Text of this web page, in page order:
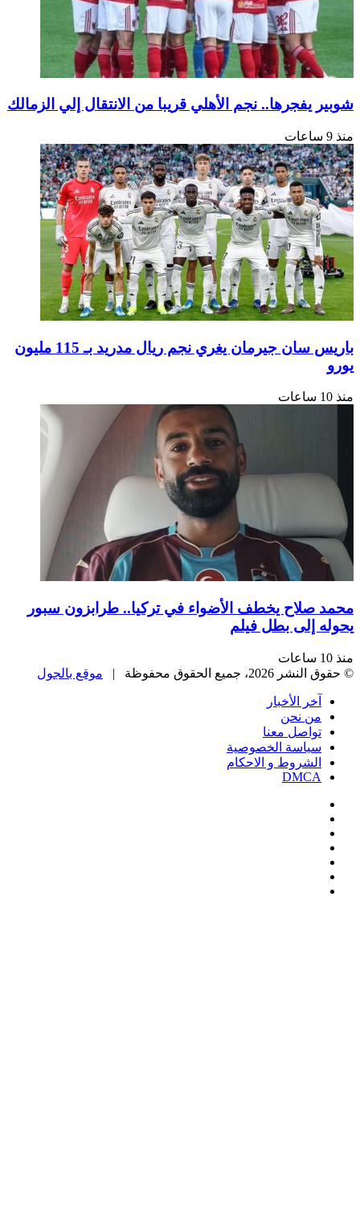
يفجرها.. نجم الأهلي قريبا من الانتقال إلي الزمالك
باريس سان جيرمان يغري نجم ريال مدريد بـ 115 مليون
يخطف الأضواء في تركيا.. طرابزون سبور
إلى بطل فيلم
جميع الحقوق محفوظة | موقع بالجول
الأخبار
نحن
معنا
الخصوصية
و الاحكام